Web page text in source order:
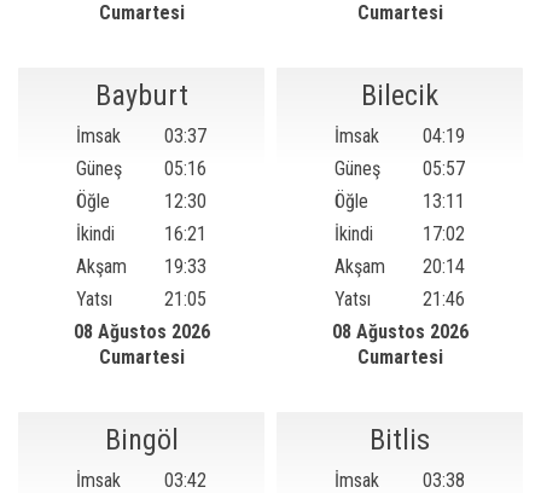
Cumartesi
Cumartesi
Bayburt
İmsak
03:37
Güneş
05:16
Öğle
12:30
İkindi
16:21
Akşam
19:33
Yatsı
21:05
08 Ağustos 2026
Cumartesi
Bilecik
İmsak
04:19
Güneş
05:57
Öğle
13:11
İkindi
17:02
Akşam
20:14
Yatsı
21:46
08 Ağustos 2026
Cumartesi
Bingöl
İmsak
03:42
Bitlis
İmsak
03:38